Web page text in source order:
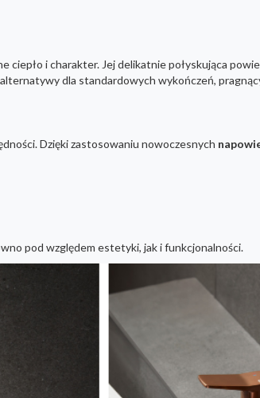
ciepło i charakter. Jej delikatnie połyskująca
dla standardowych wykończeń,
Dzięki zastosowaniu nowoczesnych
pod względem estetyki, jak i funkcjonalności.